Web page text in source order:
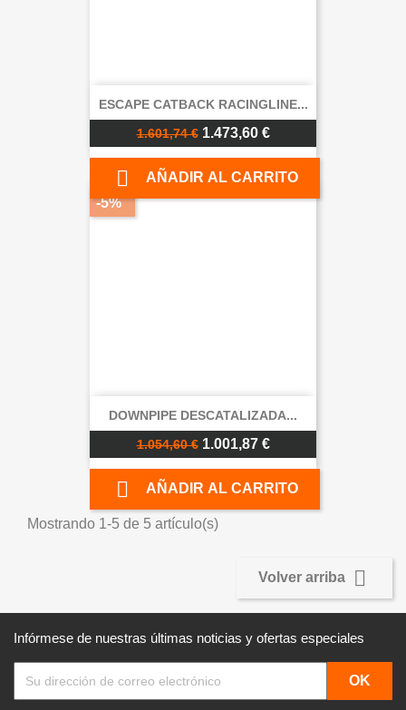
ESCAPE CATBACK RACINGLINE...
1.601,74 € 1.473,60 €
 AÑADIR AL CARRITO
DOWNPIPE DESCATALIZADA...
1.054,60 € 1.001,87 €
 AÑADIR AL CARRITO
-5%
Mostrando 1-5 de 5 artículo(s)
Volver arriba 
Infórmese de nuestras últimas noticias y ofertas especiales